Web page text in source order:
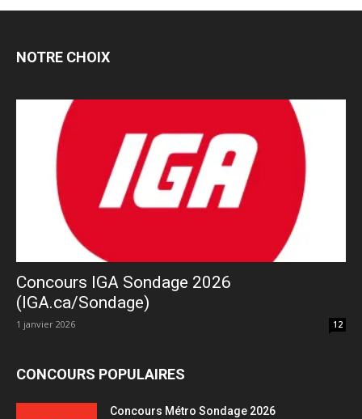
NOTRE CHOIX
Concours IGA Sondage 2026
(IGA.ca/Sondage)
1 janvier 2026 12
CONCOURS POPULAIRES
Concours Métro Sondage 2026